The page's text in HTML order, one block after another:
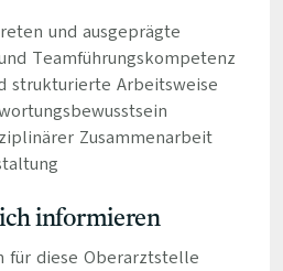
und ausgeprägte
Teamführungskompetenz
strukturierte Arbeitsweise
Zusammenarbeit
informieren
für diese Oberarztstelle